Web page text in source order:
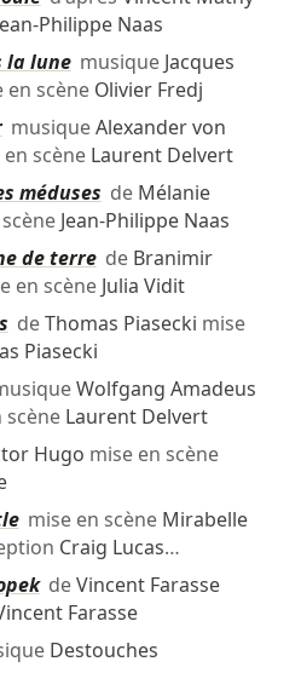
Philippe Naas
la lunemusique Jacques
en scène Olivier Fredj
musiqueAlexander von
scène Laurent Delvert
méduses de Mélanie
Jean-Philippe Naas
de terrede Branimir
en scène Julia Vidit
deThomas Piasecki mise
Piasecki
Wolfgang Amadeus
Laurent Delvert
Hugo mise en scène
mise en scène Mirabelle
Craig Lucas…
deVincent Farasse
Farasse
Destouches